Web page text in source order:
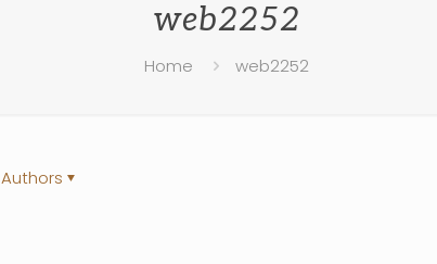
web2252
Home web2252
Authors